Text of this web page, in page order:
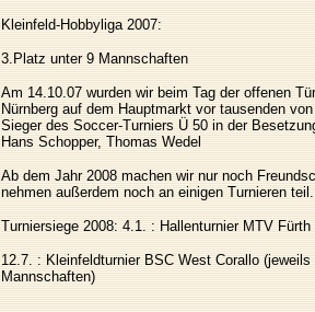
Kleinfeld-Hobbyliga 2007:
3.Platz unter 9 Mannschaften
Am 14.10.07 wurden wir beim Tag der offenen
Nürnberg auf dem Hauptmarkt vor tausenden
Sieger des Soccer-Turniers Ü 50 in der
Hans Schopper, Thomas Wedel
Ab dem Jahr 2008 machen wir nur noch
nehmen außerdem noch an einigen Turnieren teil.
Turniersiege 2008: 4.1. : Hallenturnier MTV Fürth
12.7. : Kleinfeldturnier BSC West Corallo (jeweils
Mannschaften)